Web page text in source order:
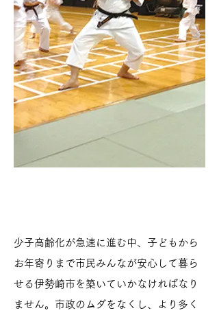
少子高齢化が急速に進む中、子どもから
お年寄りまで市民みんなが安心して暮ら
せる伊勢崎市を築いていかなければなり
ません。市政のムダをなくし、より多く